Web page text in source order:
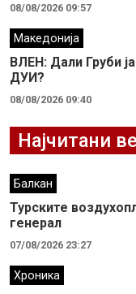
08/08/2026 09:57
Македонија
ВЛЕН: Дали Груби
ДУИ?
08/08/2026 09:40
Најчитани
Балкан
Турските
генерал
07/08/2026 23:27
Хроника